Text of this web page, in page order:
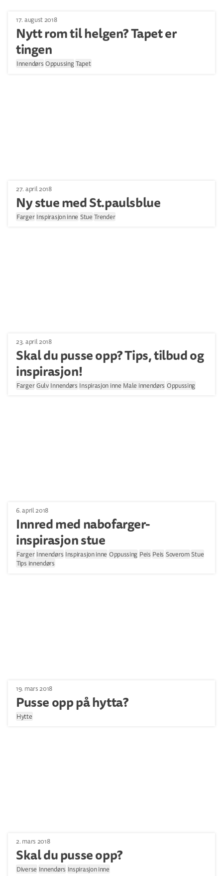
17. august 2018
Nytt rom til helgen? Tapet er
tingen
Innendørs OppussingTapet
27. april 2018
Ny stue med St.paulsblue
Farger Inspirasjon inne Stue Trender
23. april 2018
Skal du pusse opp? Tips, tilbud og
inspirasjon!
FargerGulv Innendørs Inspirasjon inne Male innendørs Oppussing
6. april 2018
Innred med nabofarger-
inspirasjon stue
Farger Innendørs Inspirasjon inne Oppussing Peis Peis SoveromStue
Tips innendørs
19. mars 2018
Pusse opp på hytta?
Hytte
2. mars 2018
Skal du pusse opp?
Diverse Innendørs Inspirasjon inne